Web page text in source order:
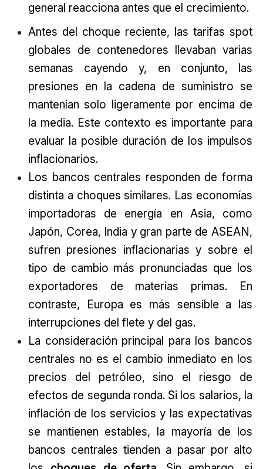
general reacciona antes que el crecimiento.
Antes del choque reciente, las tarifas spot
globales de contenedores llevaban varias
semanas cayendo y, en conjunto, las
presiones en la cadena de suministro se
mantenían solo ligeramente por encima de
la media. Este contexto es importante para
evaluar la posible duración de los impulsos
inflacionarios.
Los bancos centrales responden de forma
distinta a choques similares. Las economías
importadoras de energía en Asia, como
Japón, Corea, India y gran parte de ASEAN,
sufren presiones inflacionarias y sobre el
tipo de cambio más pronunciadas que los
exportadores de materias primas. En
contraste, Europa es más sensible a las
interrupciones del flete y del gas.
La consideración principal para los bancos
centrales no es el cambio inmediato en los
precios del petróleo, sino el riesgo de
efectos de segunda ronda. Si los salarios, la
inflación de los servicios y las expectativas
se mantienen estables, la mayoría de los
bancos centrales tienden a pasar por alto